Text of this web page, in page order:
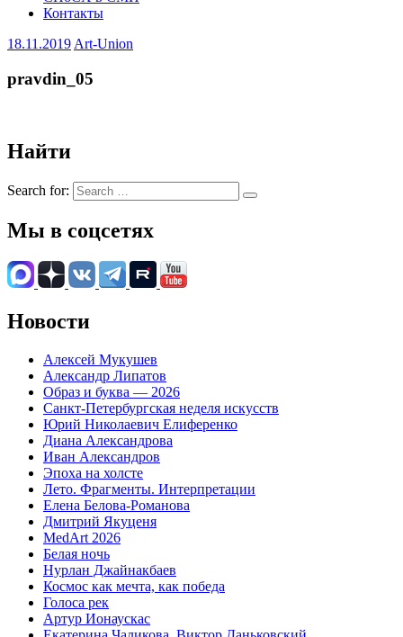
Контакты
18.11.2019 Art-Union
pravdin_05
Найти
Search for:
Мы в соцсетях
Новости
Алексей Мукушев
Александр Липатов
Образ и буква — 2026
Санкт-Петербургская неделя искусств
Юрий Николаевич Елиференко
Диана Александрова
Иван Александров
Эпоха на холсте
Лето. Фрагменты. Интерпретации
Елена Белова-Романова
Дмитрий Якуценя
MedArt 2026
Белая ночь
Нурлан Джайнакбаев
Космос как мечта, как победа
Голоса рек
Артур Ионаускас